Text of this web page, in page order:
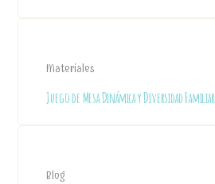
Materiales
Juego de Mesa Dinámica y Diversidad Familiar
Blog